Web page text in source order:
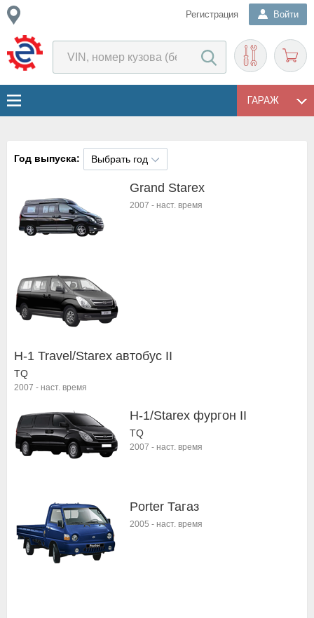
Регистрация Войти
ГАРАЖ
Год выпуска: Выбрать год
Grand Starex
2007 - наст. время
H-1 Travel/Starex автобус II
TQ
2007 - наст. время
H-1/Starex фургон II
TQ
2007 - наст. время
Porter Тагаз
2005 - наст. время